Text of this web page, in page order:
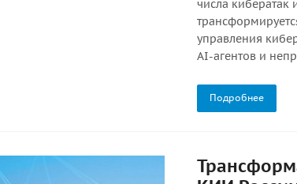
числа
управления
AI-агентов и
Подробнее